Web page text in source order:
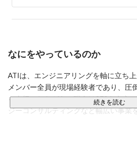
ク) 等で OSS 活動にも関わる。
なにをやっているのか
ATIは、エンジニアリングを軸に立ち
メンバー全員が現場経験者であり、圧
を大切にしながら、現在はSESを中心
ジーコンサルティングなど幅広い事業
続きを読む